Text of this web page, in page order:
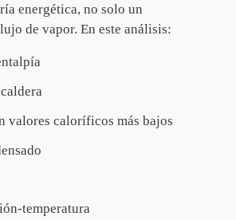
energética, no solo un
de vapor. En este análisis:
valores caloríficos más bajos
temperatura